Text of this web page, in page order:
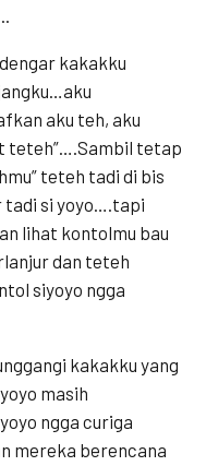
kakakku
aku teh, aku
teteh”….Sambil tetap
teteh tadi di bis
tadi si yoyo….tapi
lihat kontolmu bau
dan teteh
siyoyo ngga
kakakku yang
masih
ngga curiga
mereka berencana